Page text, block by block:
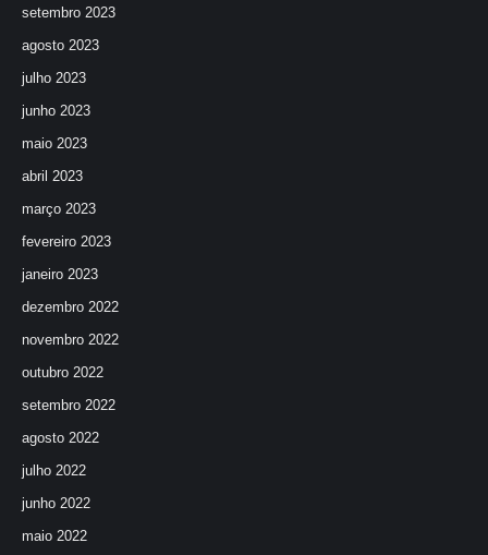
setembro 2023
agosto 2023
julho 2023
junho 2023
maio 2023
abril 2023
março 2023
fevereiro 2023
janeiro 2023
dezembro 2022
novembro 2022
outubro 2022
setembro 2022
agosto 2022
julho 2022
junho 2022
maio 2022